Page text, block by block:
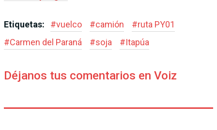
Etiquetas: #vuelco #camión #ruta PY01
#Carmen del Paraná #soja #Itapúa
Déjanos tus comentarios en Voiz